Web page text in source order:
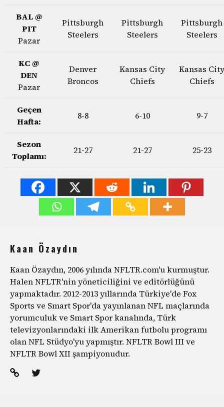
BAL @
PIT
Pazar
Pittsburgh
Steelers
Pittsburgh
Steelers
Pittsburgh
Steelers
KC @
DEN
Pazar
Denver
Broncos
Kansas City
Chiefs
Kansas City
Chiefs
Geçen
Hafta:
8-8 6-10 9-7
Sezon
Toplamı:
21-27 21-27 25-23
Kaan Özaydın
Kaan Özaydın, 2006 yılında NFLTR.com'u kurmuştur.
Halen NFLTR'nin yöneticiliğini ve editörlüğünü
yapmaktadır. 2012-2013 yıllarında Türkiye'de Fox
Sports ve Smart Spor'da yayınlanan NFL maçlarında
yorumculuk ve Smart Spor kanalında, Türk
televizyonlarındaki ilk Amerikan futbolu programı
olan NFL Stüdyo'yu yapmıştır. NFLTR Bowl III ve
NFLTR Bowl XII şampiyonudur.